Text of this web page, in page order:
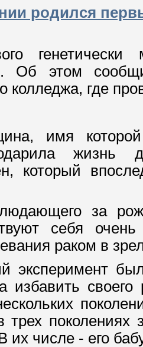
родился
Об этом
колледжа, где
имя
жизнь
который
за
себя
раком в
эксперимент
избавить
поколениях
их числе - его